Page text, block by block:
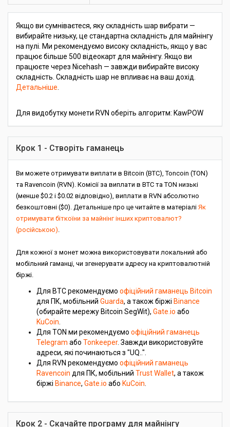
Якщо ви сумніваєтеся, яку складність шар вибрати —
вибирайте низьку, це стандартна складність для майнінгу
на пулі. Ми рекомендуємо високу складність, якщо у вас
працює більше 500 відеокарт для майнінгу. Якщо ви
працюєте через Nicehash — завжди вибирайте високу
складність. Складність шар не впливає на ваш дохід.
Детальніше
Для видобутку монети RVN оберіть алгоритм: KawPOW
Крок 1 - Створіть гаманець
Ви можете отримувати виплати в Bitcoin (BTC), Toncoin (TON)
та Ravencoin (RVN). Комісії за виплати в BTC та TON низькі
(менше $0.2 і $0.02 відповідно), виплати в RVN абсолютно
безкоштовні ($0). Детальніше про це читайте в матеріалі Як
отримувати біткоїни за майнінг інших криптовалют?
(російською).
Для кожної з монет можна використовувати локальний або
мобільний гаманці, чи згенерувати адресу на криптовалютній
біржі.
Для BTC рекомендуємо офіційний гаманець Bitcoin
для ПК, мобільний Guarda, а також біржі Binance
(обирайте мережу Bitcoin SegWit), Gate.io або
KuCoin
Для TON ми рекомендуємо офіційний гаманець
Telegram або Tonkeeper. Завжди використовуйте
адреси, які починаються з "UQ..".
Для RVN рекомендуємо офіційний гаманець
Ravencoin для ПК, мобільний Trust Wallet, а також
біржі Binance, Gate.io або KuCoin
Крок 2 - Скачайте програму для майнінгу